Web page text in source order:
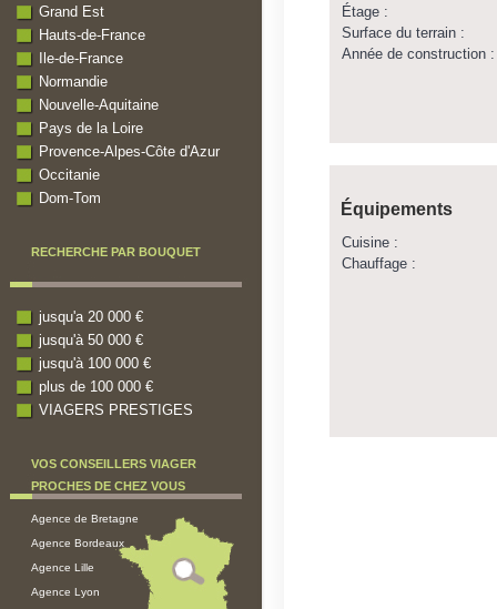
Grand Est
Hauts-de-France
Ile-de-France
Normandie
Nouvelle-Aquitaine
Pays de la Loire
Provence-Alpes-Côte d'Azur
Occitanie
Dom-Tom
RECHERCHE PAR BOUQUET
jusqu'a 20 000 €
jusqu'à 50 000 €
jusqu'à 100 000 €
plus de 100 000 €
VIAGERS PRESTIGES
VOS CONSEILLERS VIAGER
PROCHES DE CHEZ VOUS
Agence de Bretagne
Agence Bordeaux
Agence Lille
Agence Lyon
Étage :
Surface du terrain :
Année de construction :
Équipements
Cuisine :
Chauffage :